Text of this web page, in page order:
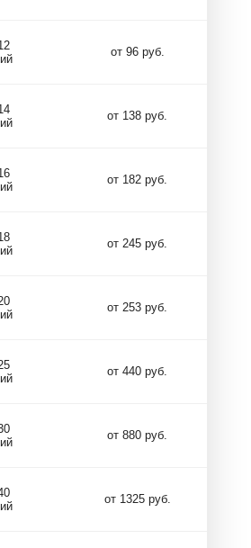
от 96 руб.
от 138 руб.
от 182 руб.
от 245 руб.
от 253 руб.
от 440 руб.
от 880 руб.
от 1325 руб.